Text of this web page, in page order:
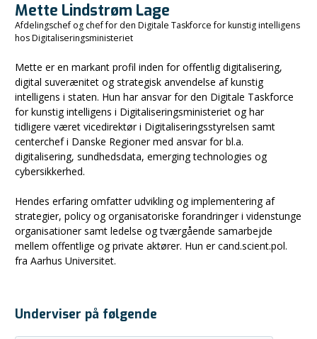
Mette Lindstrøm Lage
Afdelingschef og chef for den Digitale Taskforce for kunstig intelligens
hos Digitaliseringsministeriet
Mette er en markant profil inden for offentlig digitalisering,
digital suverænitet og strategisk anvendelse af kunstig
intelligens i staten. Hun har ansvar for den Digitale Taskforce
for kunstig intelligens i Digitaliseringsministeriet og har
tidligere været vicedirektør i Digitaliseringsstyrelsen samt
centerchef i Danske Regioner med ansvar for bl.a.
digitalisering, sundhedsdata, emerging technologies og
cybersikkerhed.
Hendes erfaring omfatter udvikling og implementering af
strategier, policy og organisatoriske forandringer i videnstunge
organisationer samt ledelse og tværgående samarbejde
mellem offentlige og private aktører. Hun er cand.scient.pol.
fra Aarhus Universitet.
Underviser på følgende